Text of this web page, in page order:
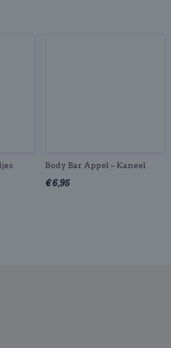
Body Bar Appel – Kaneel
€ 6,95